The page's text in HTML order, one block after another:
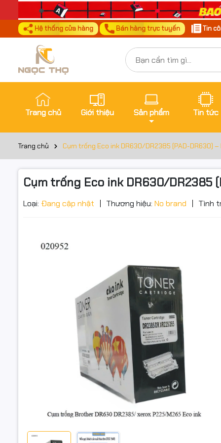
Hệ thống cửa hàng Bán hàng trực tuyến Tin
Trang chủ Giới thiệu Sản phẩm Tin tức
Trang chủ Cụm trống Eco ink DR630/DR2385 (PAD-DR630)
Cụm trống Eco ink DR630/DR2385
Loại: Đang cập nhật Thương hiệu: No brand Tình
Cụm
Xerox
🖨️ Cụm
⚙️ Lắp
📄 Hiệu
🧾 Hàng
Lưu ý:
3) Tương
Đặt
Cụm trống
(PAD-
HL/DCP/MFC